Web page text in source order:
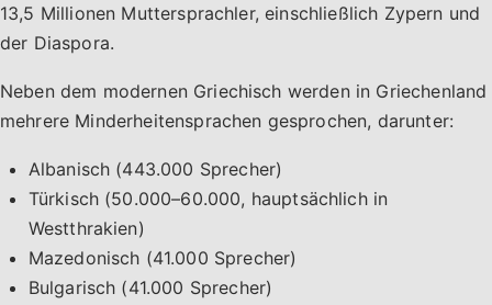
13,5 Millionen Muttersprachler, einschließlich Zypern und
der Diaspora.
Neben dem modernen Griechisch werden in Griechenland
mehrere Minderheitensprachen gesprochen, darunter:
Albanisch (443.000 Sprecher)
Türkisch (50.000–60.000, hauptsächlich in
Westthrakien)
Mazedonisch (41.000 Sprecher)
Bulgarisch (41.000 Sprecher)